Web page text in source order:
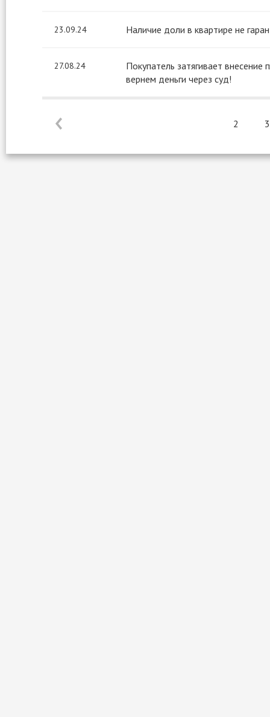
23.09.24 Наличие доли в квартире не
27.08.24
Покупатель затягивает
вернем деньги через суд!
2 3